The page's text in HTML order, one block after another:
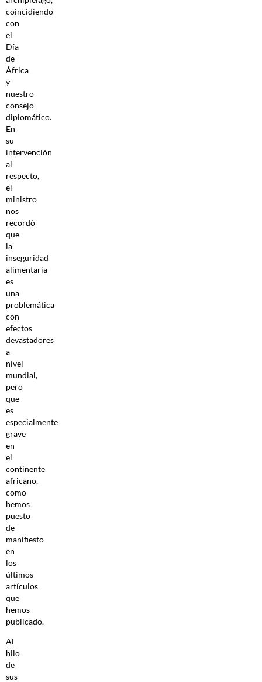
coincidiendo
con
el
Día
de
África
y
nuestro
consejo
diplomático.
En
su
intervención
al
respecto,
el
ministro
nos
recordó
que
la
inseguridad
alimentaria
es
una
problemática
con
efectos
devastadores
a
nivel
mundial,
pero
que
es
especialmente
grave
en
el
continente
africano,
como
hemos
puesto
de
manifiesto
en
los
últimos
artículos
que
hemos
publicado.
Al
hilo
de
sus